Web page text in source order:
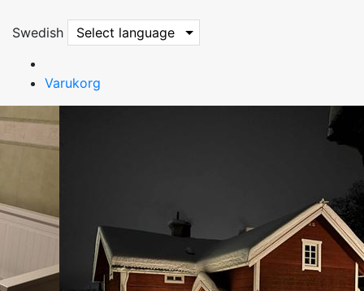
Swedish Select language
Varukorg